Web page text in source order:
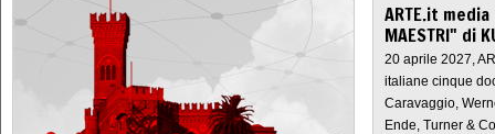
ARTE.it
MAESTRI" di
20 aprile 2027,
italiane cinque
Caravaggio,
Ende, Turner &